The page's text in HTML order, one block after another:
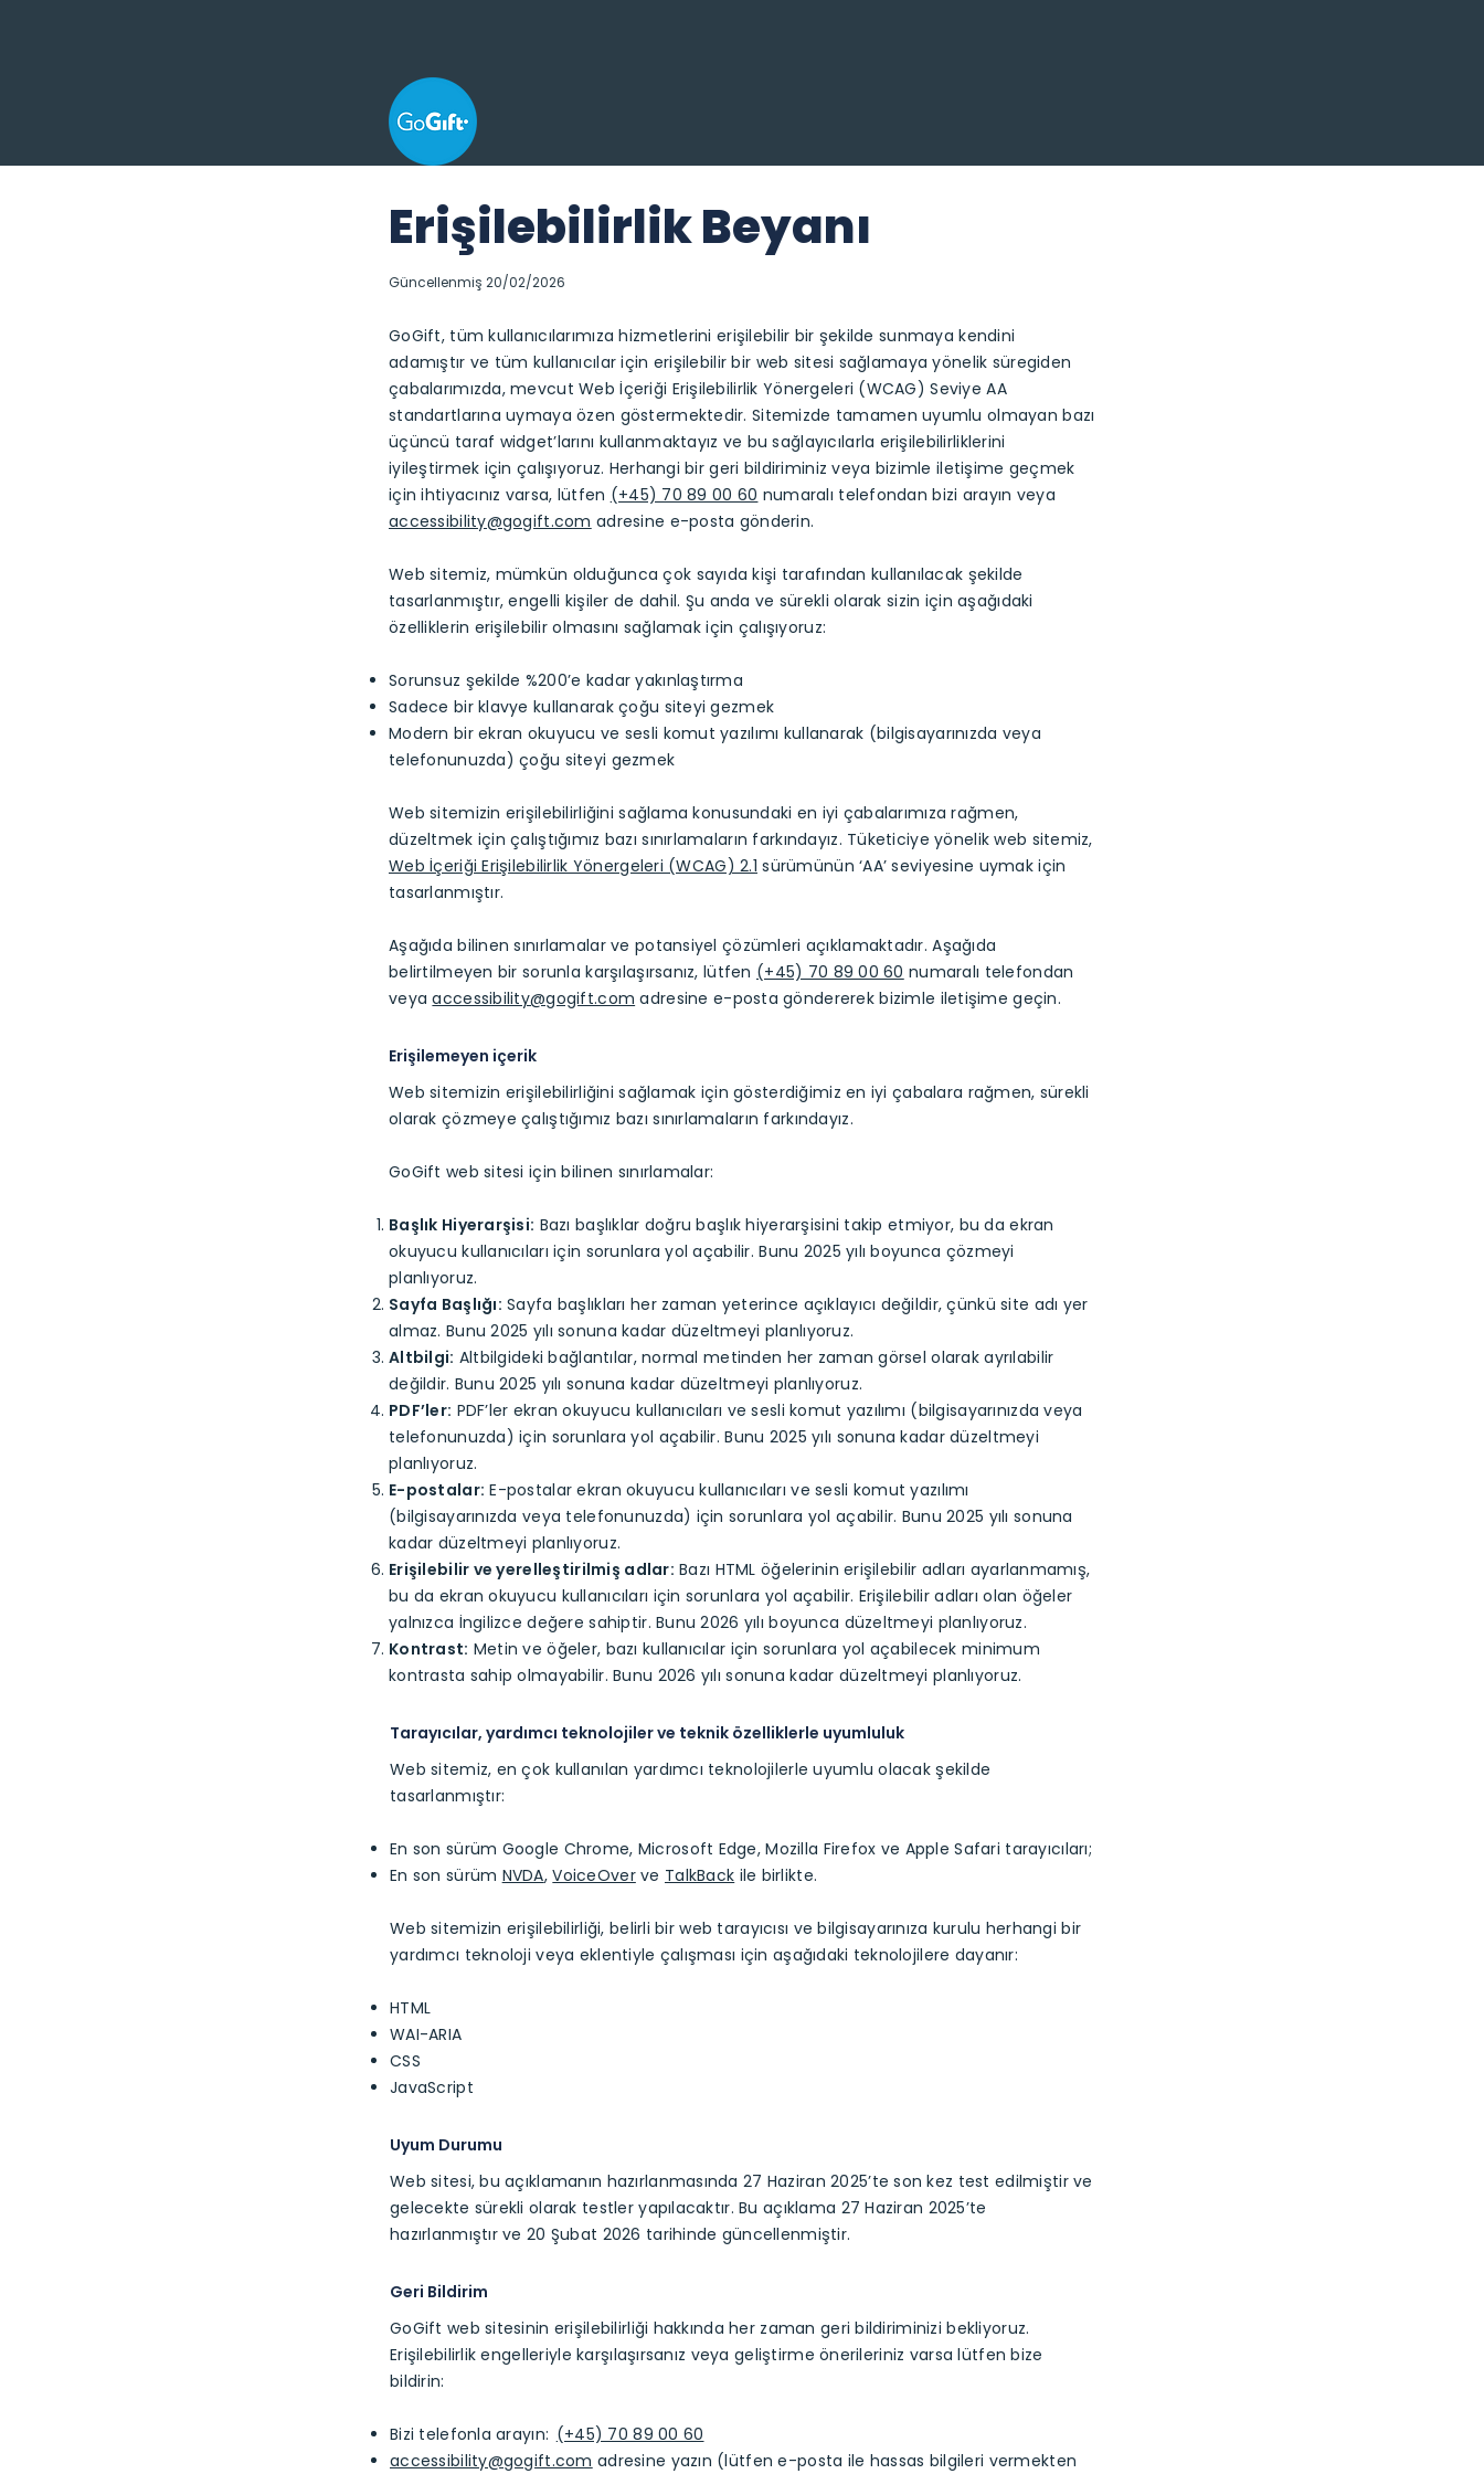
Erişilebilirlik Beyanı
Güncellenmiş 20/02/2026
GoGift, tüm kullanıcılarımıza hizmetlerini erişilebilir bir şekilde sunmaya kendini
adamıştır ve tüm kullanıcılar için erişilebilir bir web sitesi sağlamaya yönelik süregiden
çabalarımızda, mevcut Web İçeriği Erişilebilirlik Yönergeleri (WCAG) Seviye AA
standartlarına uymaya özen göstermektedir. Sitemizde tamamen uyumlu olmayan bazı
üçüncü taraf widget’larını kullanmaktayız ve bu sağlayıcılarla erişilebilirliklerini
iyileştirmek için çalışıyoruz. Herhangi bir geri bildiriminiz veya bizimle iletişime geçmek
için ihtiyacınız varsa, lütfen (+45) 70 89 00 60 numaralı telefondan bizi arayın veya
accessibility@gogift.com adresine e-posta gönderin.
Web sitemiz, mümkün olduğunca çok sayıda kişi tarafından kullanılacak şekilde
tasarlanmıştır, engelli kişiler de dahil. Şu anda ve sürekli olarak sizin için aşağıdaki
özelliklerin erişilebilir olmasını sağlamak için çalışıyoruz:
Sorunsuz şekilde %200’e kadar yakınlaştırma
Sadece bir klavye kullanarak çoğu siteyi gezmek
Modern bir ekran okuyucu ve sesli komut yazılımı kullanarak (bilgisayarınızda veya
telefonunuzda) çoğu siteyi gezmek
Web sitemizin erişilebilirliğini sağlama konusundaki en iyi çabalarımıza rağmen,
düzeltmek için çalıştığımız bazı sınırlamaların farkındayız. Tüketiciye yönelik web sitemiz,
Web İçeriği Erişilebilirlik Yönergeleri (WCAG) 2.1 sürümünün ‘AA’ seviyesine uymak için
tasarlanmıştır.
Aşağıda bilinen sınırlamalar ve potansiyel çözümleri açıklamaktadır. Aşağıda
belirtilmeyen bir sorunla karşılaşırsanız, lütfen (+45) 70 89 00 60 numaralı telefondan
veyaaccessibility@gogift.com adresine e-posta göndererek bizimle iletişime geçin.
Erişilemeyen içerik
Web sitemizin erişilebilirliğini sağlamak için gösterdiğimiz en iyi çabalara rağmen, sürekli
olarak çözmeye çalıştığımız bazı sınırlamaların farkındayız.
GoGift web sitesi için bilinen sınırlamalar:
Başlık Hiyerarşisi: Bazı başlıklar doğru başlık hiyerarşisini takip etmiyor, bu da ekran
okuyucu kullanıcıları için sorunlara yol açabilir. Bunu 2025 yılı boyunca çözmeyi
planlıyoruz.
Sayfa Başlığı: Sayfa başlıkları her zaman yeterince açıklayıcı değildir, çünkü site adı yer
almaz. Bunu 2025 yılı sonuna kadar düzeltmeyi planlıyoruz.
Altbilgi: Altbilgideki bağlantılar, normal metinden her zaman görsel olarak ayrılabilir
değildir. Bunu 2025 yılı sonuna kadar düzeltmeyi planlıyoruz.
PDF’ler: PDF’ler ekran okuyucu kullanıcıları ve sesli komut yazılımı (bilgisayarınızda veya
telefonunuzda) için sorunlara yol açabilir. Bunu 2025 yılı sonuna kadar düzeltmeyi
planlıyoruz.
E-postalar: E-postalar ekran okuyucu kullanıcıları ve sesli komut yazılımı
(bilgisayarınızda veya telefonunuzda) için sorunlara yol açabilir. Bunu 2025 yılı sonuna
kadar düzeltmeyi planlıyoruz.
Erişilebilir ve yerelleştirilmiş adlar: Bazı HTML öğelerinin erişilebilir adları ayarlanmamış,
bu da ekran okuyucu kullanıcıları için sorunlara yol açabilir. Erişilebilir adları olan öğeler
yalnızca İngilizce değere sahiptir. Bunu 2026 yılı boyunca düzeltmeyi planlıyoruz.
Kontrast: Metin ve öğeler, bazı kullanıcılar için sorunlara yol açabilecek minimum
kontrasta sahip olmayabilir. Bunu 2026 yılı sonuna kadar düzeltmeyi planlıyoruz.
Tarayıcılar, yardımcı teknolojiler ve teknik özelliklerle uyumluluk
Web sitemiz, en çok kullanılan yardımcı teknolojilerle uyumlu olacak şekilde
tasarlanmıştır:
En son sürüm Google Chrome, Microsoft Edge, Mozilla Firefox ve Apple Safari tarayıcıları;
En son sürüm NVDA,VoiceOverve TalkBack ile birlikte.
Web sitemizin erişilebilirliği, belirli bir web tarayıcısı ve bilgisayarınıza kurulu herhangi bir
yardımcı teknoloji veya eklentiyle çalışması için aşağıdaki teknolojilere dayanır:
HTML
WAI-ARIA
CSS
JavaScript
Uyum Durumu
Web sitesi, bu açıklamanın hazırlanmasında 27 Haziran 2025’te son kez test edilmiştir ve
gelecekte sürekli olarak testler yapılacaktır. Bu açıklama 27 Haziran 2025’te
hazırlanmıştır ve 20 Şubat 2026 tarihinde güncellenmiştir.
Geri Bildirim
GoGift web sitesinin erişilebilirliği hakkında her zaman geri bildiriminizi bekliyoruz.
Erişilebilirlik engelleriyle karşılaşırsanız veya geliştirme önerileriniz varsa lütfen bize
bildirin:
Bizi telefonla arayın: (+45) 70 89 00 60
accessibility@gogift.com adresine yazın (lütfen e-posta ile hassas bilgileri vermekten